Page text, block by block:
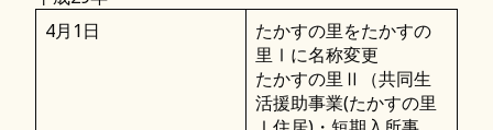
4月1日
たかすの里をたかすの
里Ⅰに名称変更
たかすの里Ⅱ（共同生
活援助事業(たかすの里